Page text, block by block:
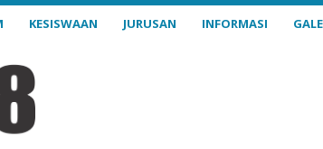
KESISWAAN JURUSAN INFORMASI